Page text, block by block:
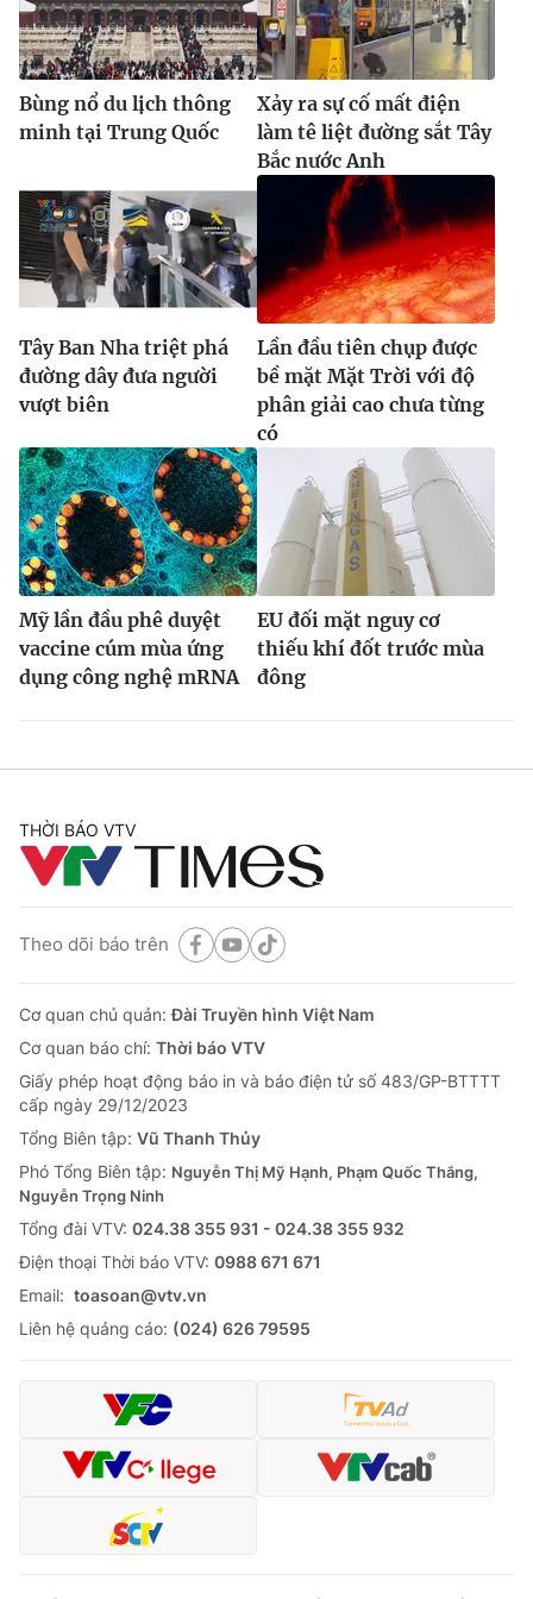
Bùng nổ du lịch thông
minh tại Trung Quốc
Xảy ra sự cố mất điện
làm tê liệt đường sắt Tây
Bắc nước Anh
Tây Ban Nha triệt phá
đường dây đưa người
vượt biên
Lần đầu tiên chụp được
bề mặt Mặt Trời với độ
phân giải cao chưa từng
có
Mỹ lần đầu phê duyệt
vaccine cúm mùa ứng
dụng công nghệ mRNA
EU đối mặt nguy cơ
thiếu khí đốt trước mùa
đông
THỜI BÁO VTV
Theo dõi báo trên
Cơ quan chủ quản:Đài Truyền hình Việt Nam
Cơ quan báo chí: Thời báo VTV
Giấy phép hoạt động báo in và báo điện tử số 483/GP-BTTTT
cấp ngày 29/12/2023
Tổng Biên tập: Vũ Thanh Thủy
Phó Tổng Biên tập: Nguyễn Thị Mỹ Hạnh, Phạm Quốc Thắng,
Nguyễn Trọng Ninh
Tổng đài VTV: 024.38 355 931 - 024.38 355 932
Ðiện thoại Thời báo VTV: 0988 671 671
Email: toasoan@vtv.vn
Liên hệ quảng cáo: (024) 626 79595